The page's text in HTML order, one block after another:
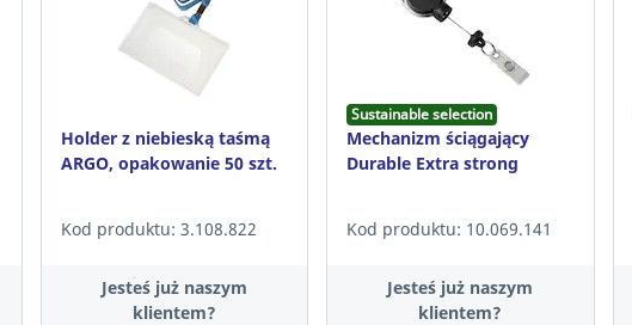
Holder z niebieską taśmą
ARGO, opakowanie 50 szt.
Kod produktu: 3.108.822
Jesteś już naszym
klientem?
Sustainable selection
Mechanizm ściągający
Durable Extra strong
Kod produktu: 10.069.141
Jesteś już naszym
klientem?